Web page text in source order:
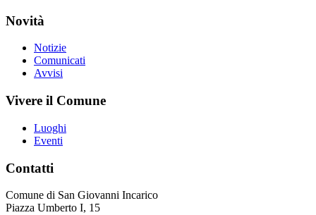
Novità
Notizie
Comunicati
Avvisi
Vivere il Comune
Luoghi
Eventi
Contatti
Comune di San Giovanni Incarico
Piazza Umberto I, 15